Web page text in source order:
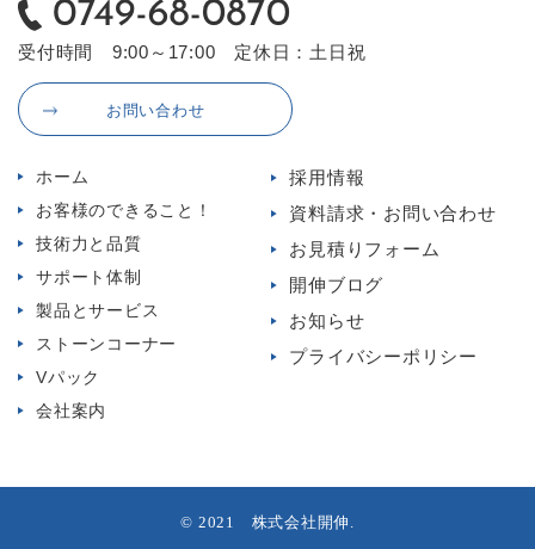
受付時間 9:00～17:00 定休日：土日祝
お問い合わせ
ホーム
お客様のできること！
技術力と品質
サポート体制
製品とサービス
ストーンコーナー
Vパック
会社案内
採用情報
資料請求・お問い合わせ
お見積りフォーム
開伸ブログ
お知らせ
プライバシーポリシー
© 2021 株式会社開伸.